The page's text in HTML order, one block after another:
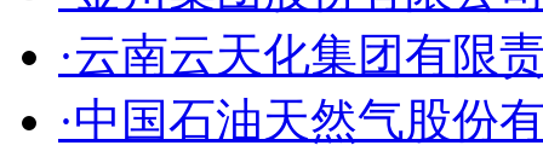
·云南云天化集团有限
·中国石油天然气股份